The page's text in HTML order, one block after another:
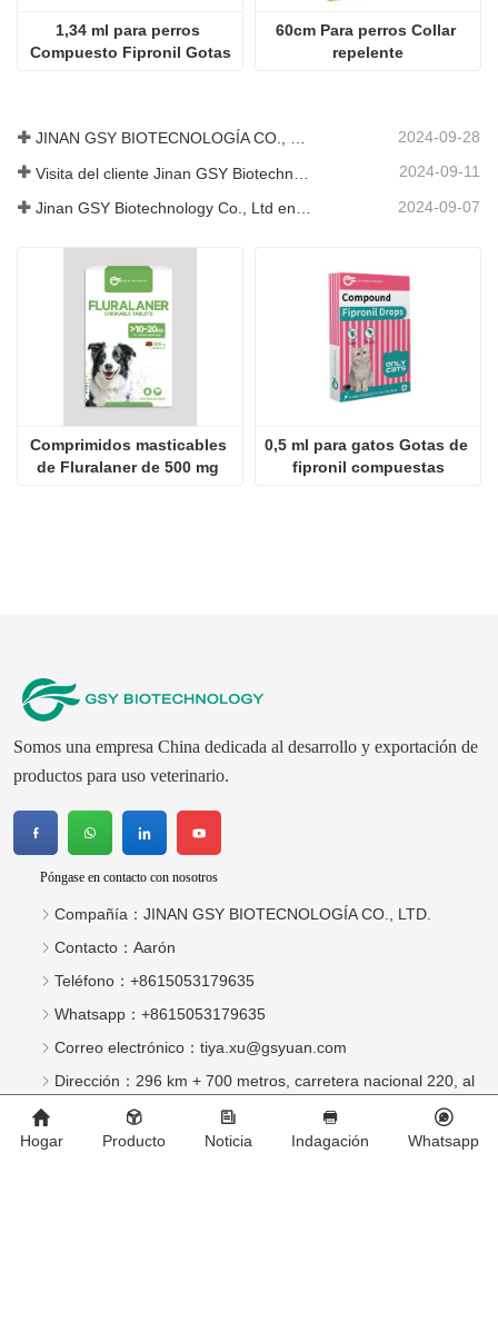
1,34 ml para perros
Compuesto Fipronil Gotas
60cm Para perros Collar
repelente
JINAN GSY BIOTECNOLOGÍA CO., LTD. participó en la Exposición Internacional de Ganadería de Pakistán IPEX 2024 2024-09-28
2024-09-11
2024-09-07
Comprimidos masticables
de Fluralaner de 500 mg
0,5 ml para gatos Gotas de
fipronil compuestas
Somos una empresa China dedicada al desarrollo y exportación de
productos para uso veterinario.
Póngase en contacto con nosotros
Compañía： JINAN GSY BIOTECNOLOGÍA CO., LTD.
Contacto： Aarón
Teléfono： +8615053179635
Whatsapp： +8615053179635
Correo electrónico： tiya.xu@gsyuan.com
Dirección： 296 km + 700 metros, carretera nacional 220, al
este de la aldea de Sijie, ciudad de Xiaoli, distrito de
Changqing, ciudad de Jinan
Hogar Producto Noticia Indagación Whatsapp